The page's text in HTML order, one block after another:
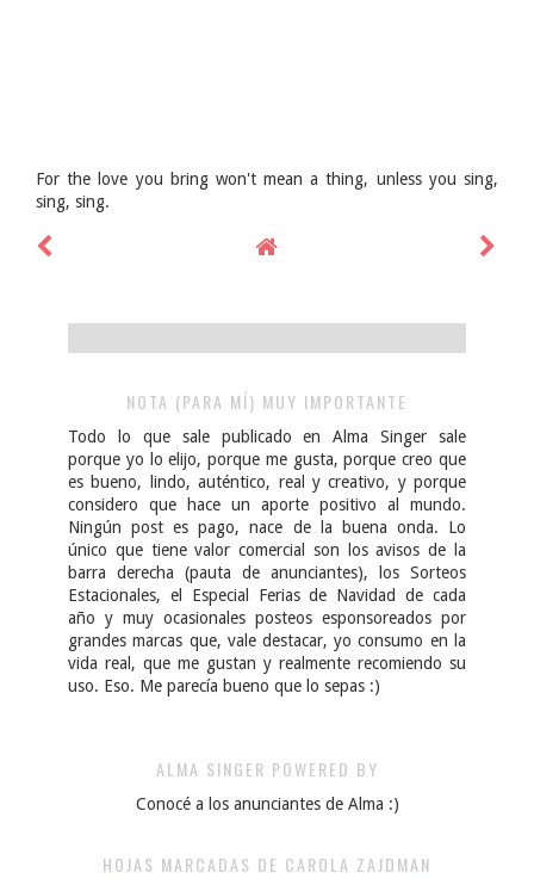
For the love you bring won't mean a thing, unless you sing,
sing, sing.
NOTA (PARA MÍ) MUY IMPORTANTE
Todo lo que sale publicado en Alma Singer sale
porque yo lo elijo, porque me gusta, porque creo que
es bueno, lindo, auténtico, real y creativo, y porque
considero que hace un aporte positivo al mundo.
Ningún post es pago, nace de la buena onda. Lo
único que tiene valor comercial son los avisos de la
barra derecha (pauta de anunciantes), los Sorteos
Estacionales, el Especial Ferias de Navidad de cada
año y muy ocasionales posteos esponsoreados por
grandes marcas que, vale destacar, yo consumo en la
vida real, que me gustan y realmente recomiendo su
uso. Eso. Me parecía bueno que lo sepas :)
ALMA SINGER POWERED BY
Conocé a los anunciantes de Alma :)
HOJAS MARCADAS DE CAROLA ZAJDMAN